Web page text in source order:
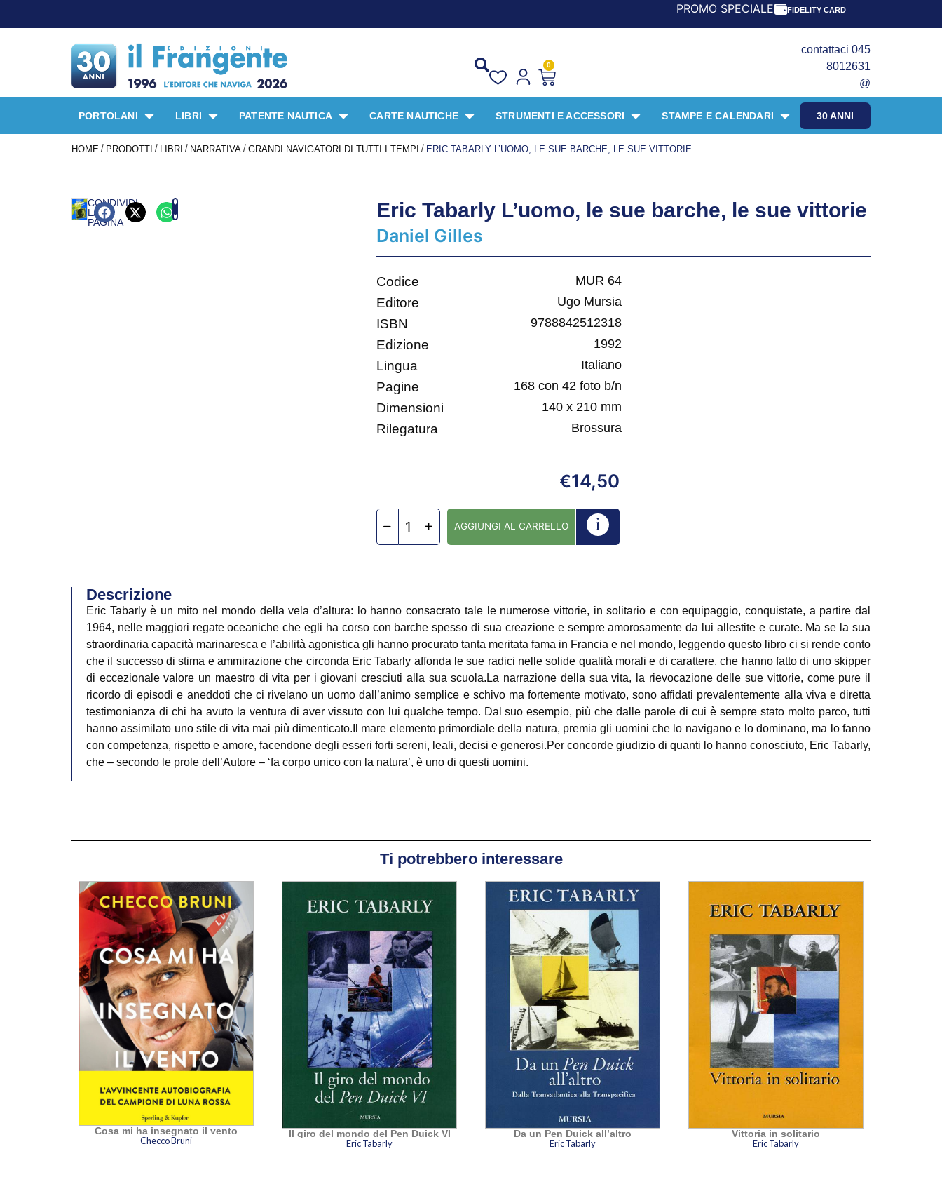
PROMO SPECIALE LIBRI PER I 30 ANNI DEL FRANGENTE!
FIDELITY CARD
0
contattaci 045
8012631
@
30 ANNI
PORTOLANI LIBRI PATENTE NAUTICA CARTE NAUTICHE STRUMENTI E ACCESSORI STAMPE E CALENDARI
HOME / PRODOTTI / LIBRI / NARRATIVA / GRANDI NAVIGATORI DI TUTTI I TEMPI / ERIC TABARLY L’UOMO, LE SUE BARCHE, LE SUE VITTORIE
CONDIVIDI
LA
PAGINA
Eric Tabarly L’uomo, le sue barche, le sue vittorie
Daniel Gilles
Codice MUR 64
Editore Ugo Mursia
ISBN 9788842512318
Edizione 1992
Lingua Italiano
Pagine 168 con 42 foto b/n
Dimensioni 140 x 210 mm
Rilegatura Brossura
€14,50
AGGIUNGI AL CARRELLO
Descrizione
Eric Tabarly è un mito nel mondo della vela d’altura: lo hanno consacrato tale le numerose vittorie, in solitario e con equipaggio, conquistate, a partire dal
1964, nelle maggiori regate oceaniche che egli ha corso con barche spesso di sua creazione e sempre amorosamente da lui allestite e curate. Ma se la sua
straordinaria capacità marinaresca e l’abilità agonistica gli hanno procurato tanta meritata fama in Francia e nel mondo, leggendo questo libro ci si rende conto
che il successo di stima e ammirazione che circonda Eric Tabarly affonda le sue radici nelle solide qualità morali e di carattere, che hanno fatto di uno skipper
di eccezionale valore un maestro di vita per i giovani cresciuti alla sua scuola.La narrazione della sua vita, la rievocazione delle sue vittorie, come pure il
ricordo di episodi e aneddoti che ci rivelano un uomo dall’animo semplice e schivo ma fortemente motivato, sono affidati prevalentemente alla viva e diretta
testimonianza di chi ha avuto la ventura di aver vissuto con lui qualche tempo. Dal suo esempio, più che dalle parole di cui è sempre stato molto parco, tutti
hanno assimilato uno stile di vita mai più dimenticato.Il mare elemento primordiale della natura, premia gli uomini che lo navigano e lo dominano, ma lo fanno
con competenza, rispetto e amore, facendone degli esseri forti sereni, leali, decisi e generosi.Per concorde giudizio di quanti lo hanno conosciuto, Eric Tabarly,
che – secondo le prole dell’Autore – ‘fa corpo unico con la natura’, è uno di questi uomini.
Ti potrebbero interessare
Cosa mi ha insegnato il vento
Checco Bruni
Il giro del mondo del Pen Duick VI
Eric Tabarly
Da un Pen Duick all’altro
Eric Tabarly
Vittoria in solitario
Eric Tabarly